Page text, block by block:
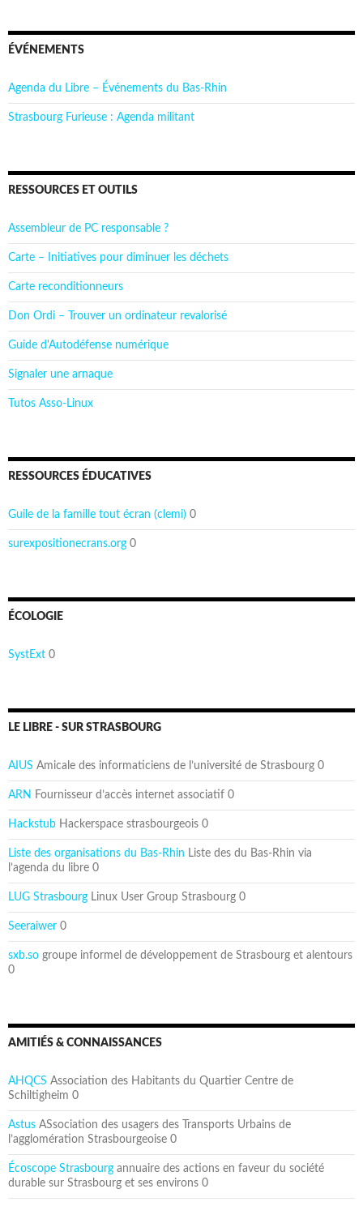
ÉVÉNEMENTS
Agenda du Libre – Événements du Bas-Rhin
Strasbourg Furieuse : Agenda militant
RESSOURCES ET OUTILS
Assembleur de PC responsable ?
Carte – Initiatives pour diminuer les déchets
Carte reconditionneurs
Don Ordi – Trouver un ordinateur revalorisé
Guide d'Autodéfense numérique
Signaler une arnaque
Tutos Asso-Linux
RESSOURCES ÉDUCATIVES
Guile de la famille tout écran (clemi) 0
surexpositionecrans.org 0
ÉCOLOGIE
SystExt 0
LE LIBRE - SUR STRASBOURG
AIUS Amicale des informaticiens de l’université de Strasbourg 0
ARN Fournisseur d’accès internet associatif 0
Hackstub Hackerspace strasbourgeois 0
Liste des organisations du Bas-Rhin Liste des du Bas-Rhin via
l’agenda du libre 0
LUG Strasbourg Linux User Group Strasbourg 0
Seeraiwer 0
sxb.so groupe informel de développement de Strasbourg et alentours
0
AMITIÉS & CONNAISSANCES
AHQCS Association des Habitants du Quartier Centre de
Schiltigheim 0
Astus ASsociation des usagers des Transports Urbains de
l’agglomération Strasbourgeoise 0
Écoscope Strasbourg annuaire des actions en faveur du société
durable sur Strasbourg et ses environs 0